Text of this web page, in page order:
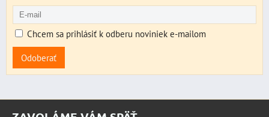
Chcem sa prihlásiť k odberu noviniek e-mailom
Odoberať